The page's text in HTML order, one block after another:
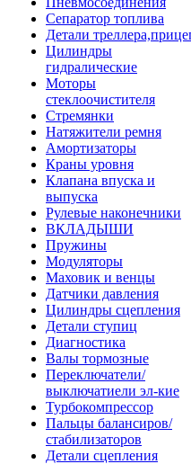
Сепаратор топлива
Детали
Цилиндры
гидралические
Моторы
стеклоочистителя
Стремянки
Натяжители ремня
Амортизаторы
Краны уровня
Клапана впуска и
выпуска
Рулевые наконечники
ВКЛАДЫШИ
Пружины
Модуляторы
Маховик и венцы
Датчики давления
Цилиндры сцепления
Детали ступиц
Диагностика
Валы тормозные
Переключатели/
выключатиели эл-кие
Турбокомпрессор
Пальцы балансиров/
стабилизаторов
Детали сцепления